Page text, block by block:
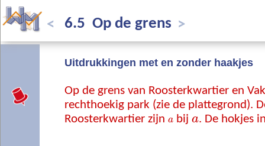
< 6.5 Op de grens >
Uitdrukkingen met en zonder haakjes
Op de grens van Roosterkwartier en
rechthoekig park (zie de plattegrond).
Roosterkwartier zijn a bij a. De hokjes